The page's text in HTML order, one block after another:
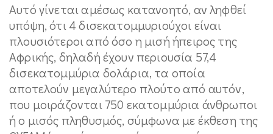
Αυτό γίνεται αμέσως κατανοητό, αν ληφθεί
υπόψη, ότι 4 δισεκατομμυριούχοι είναι
πλουσιότεροι από όσο η μισή ήπειρος της
Αφρικής, δηλαδή έχουν περιουσία 57,4
δισεκατομμύρια δολάρια, τα οποία
αποτελούν μεγαλύτερο πλούτο από αυτόν,
που μοιράζονται 750 εκατομμύρια άνθρωποι
ή ο μισός πληθυσμός, σύμφωνα με έκθεση της